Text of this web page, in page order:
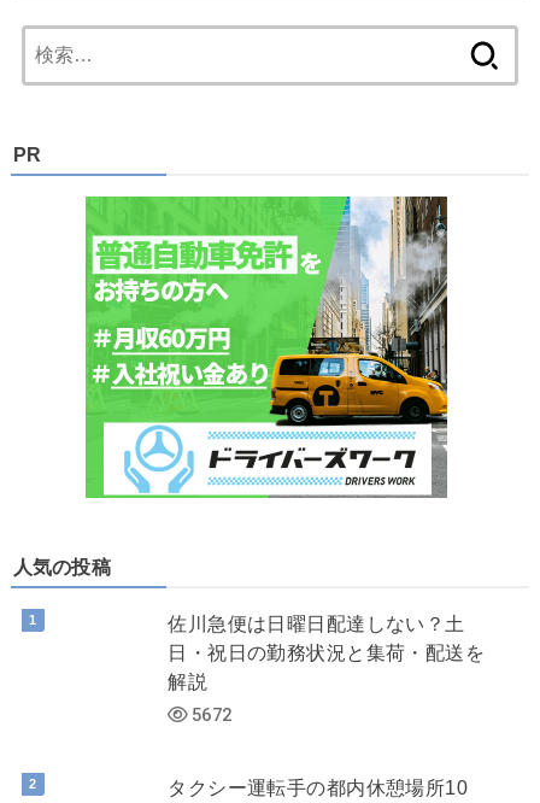
索:
PR
人気の投稿
佐川急便は日曜日配達しない？土
日・祝日の勤務状況と集荷・配送を
解説
5672
タクシー運転手の都内休憩場所10